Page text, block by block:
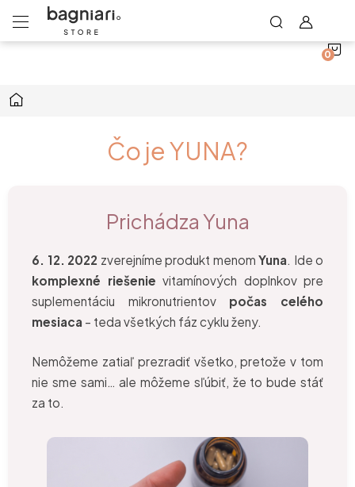
Domov
Čo je YUNA?
Prichádza Yuna
6. 12. 2022 zverejníme produkt menom Yuna. Ide o
komplexné riešenie vitamínových doplnkov pre
suplementáciu mikronutrientov počas celého
mesiaca – teda všetkých fáz cyklu ženy.
Nemôžeme zatiaľ prezradiť všetko, pretože v tom
nie sme sami… ale môžeme sľúbiť, že to bude stáť
za to.